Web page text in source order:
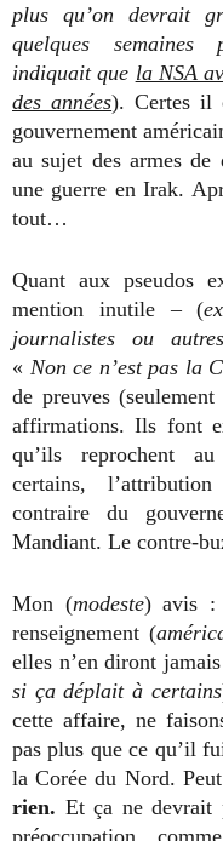
plus qu’on devrait
quelques
indiquait que la NSA
des années). Certes il
gouvernement
au sujet des armes de
une guerre en Irak.
tout…
Quant aux pseudos
mention inutile – (
journalistes ou
« Non ce n’est pas la
de preuves
affirmations. Ils font
qu’ils reprochent
certains,
contraire du
Mandiant. Le contre-
Mon (modeste) avis :
renseignement (
elles n’en diront
si ça déplait à certains
cette affaire, ne
pas plus que ce qu’il
la Corée du Nord.
rien. Et ça ne devrait
préoccupation